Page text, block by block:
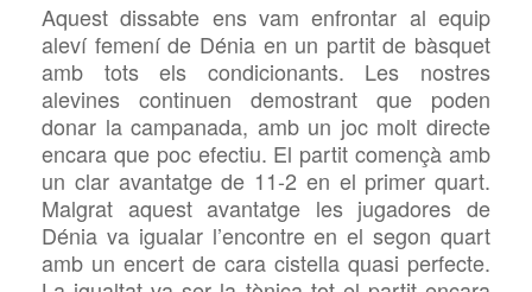
Aquest dissabte ens vam enfrontar al equip
aleví femení de Dénia en un partit de bàsquet
amb tots els condicionants. Les nostres
alevines continuen demostrant que poden
donar la campanada, amb un joc molt directe
encara que poc efectiu. El partit començà amb
un clar avantatge de 11-2 en el primer quart.
Malgrat aquest avantatge les jugadores de
Dénia va igualar l’encontre en el segon quart
amb un encert de cara cistella quasi perfecte.